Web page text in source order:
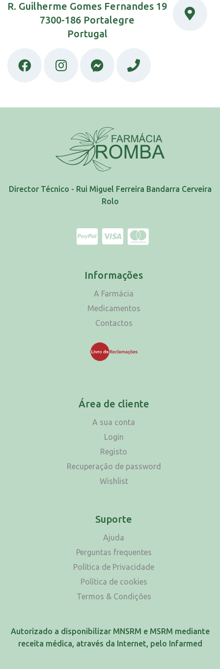
R. Guilherme Gomes Fernandes 19
7300-186 Portalegre
Portugal
Director Técnico - Rui Miguel Ferreira Bandarra Cerveira
Rolo
Informações
A Farmácia
Medicamentos
Contactos
Área de cliente
A sua conta
Login
Registo
Recuperação de password
Wishlist
Suporte
Ajuda
Perguntas frequentes
Política de Privacidade
Política de cookies
Termos & Condições
Autorizado a disponibilizar MNSRM e MSRM mediante
receita médica, através da Internet, pelo Infarmed